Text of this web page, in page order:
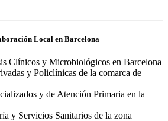
Local en Barcelona
Clínicos y Microbiológicos en Barcelona
y Policlínicas de la comarca de
y de Atención Primaria en la
y Servicios Sanitarios de la zona